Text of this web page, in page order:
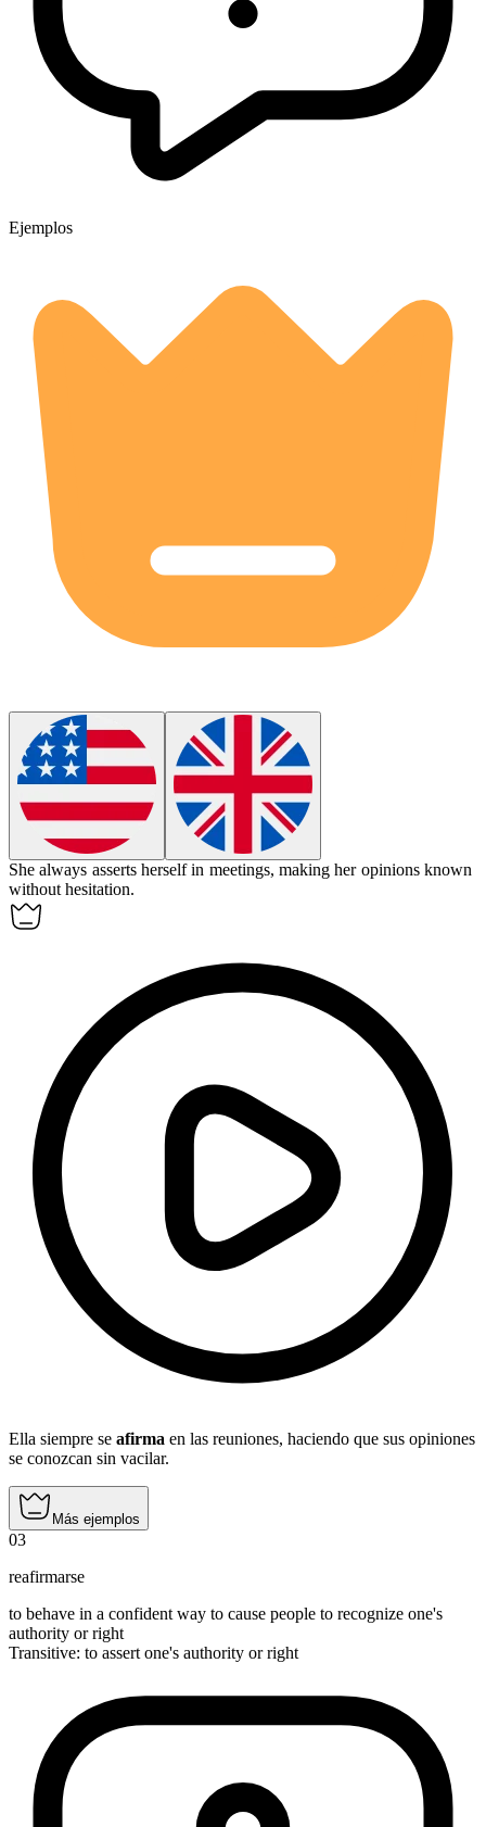
Ejemplos
She always asserts herself in meetings, making her opinions known
without hesitation.
Ella siempre se afirma en las reuniones, haciendo que sus opiniones
se conozcan sin vacilar.
Más ejemplos
03
reafirmarse
to behave in a confident way to cause people to recognize one's
authority or right
Transitive: to assert one's authority or right